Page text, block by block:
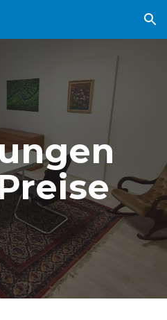
Skip to navigation